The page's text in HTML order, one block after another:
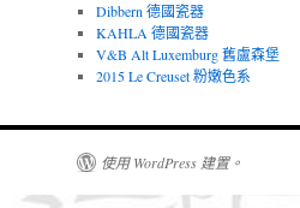
Dibbern 德國瓷器
KAHLA 德國瓷器
V&B Alt Luxemburg 舊盧森堡
2015 Le Creuset 粉嫩色系
使用 WordPress 建置。